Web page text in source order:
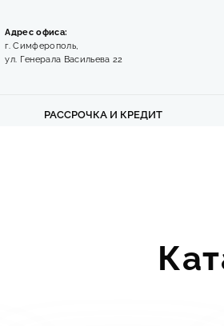
Адрес офиса:
г. Симферополь,
ул. Генерала Васильева 22
РАССРОЧКА И КРЕДИТ